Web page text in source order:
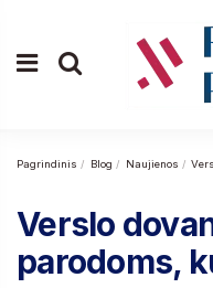
Pagrindinis Blog Naujienos
Verslo
parodoms,